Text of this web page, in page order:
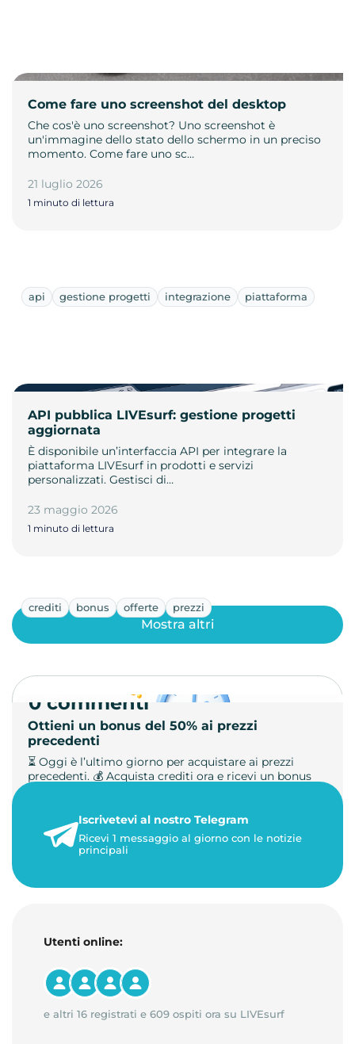
Come fare uno screenshot del desktop
Che cos'è uno screenshot? Uno screenshot è
un'immagine dello stato dello schermo in un preciso
momento. Come fare uno sc…
21 luglio 2026
1 minuto di lettura
api gestione progetti integrazione piattaforma
API pubblica LIVEsurf: gestione progetti
aggiornata
È disponibile un’interfaccia API per integrare la
piattaforma LIVEsurf in prodotti e servizi
personalizzati. Gestisci di…
23 maggio 2026
1 minuto di lettura
crediti bonus offerte prezzi
Ottieni un bonus del 50% ai prezzi
precedenti
⏳ Oggi è l’ultimo giorno per acquistare ai prezzi
precedenti. 💰 Acquista crediti ora e ricevi un bonus
23 maggio 2026
1 minuto di lettura
Mostra altri
0 commenti
Iscrivetevi al nostro Telegram
Ricevi 1 messaggio al giorno con le notizie
principali
Utenti online:
e altri 16 registrati e 609 ospiti ora su LIVEsurf